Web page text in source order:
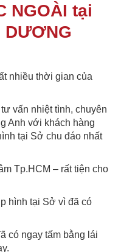
NGOÀI tại
nhiều thời gian của
vấn nhiệt tình, chuyên
Anh với khách hàng
tại Sở chu đáo nhất
Tp.HCM – rất tiện cho
hình tại Sở vì đã có
có ngay tấm bằng lái